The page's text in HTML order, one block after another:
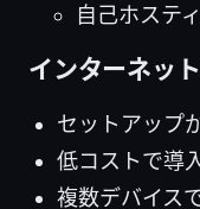
自己ホステ
インターネッ
セットアップ
低コストで導
複数デバイス